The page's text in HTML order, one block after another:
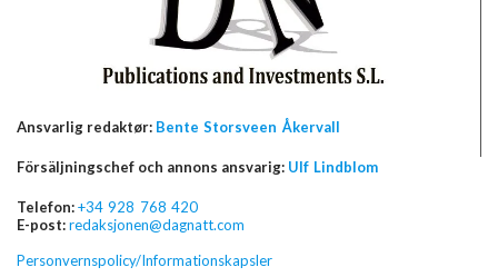
Ansvarlig redaktør: Bente Storsveen Åkervall
Försäljningschef och annons ansvarig: Ulf Lindblom
Telefon:+34 928 768 420
E-post:redaksjonen@dagnatt.com
Personvernspolicy/Informationskapsler